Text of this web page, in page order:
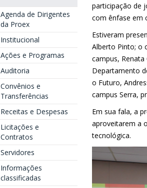
Agenda de Dirigentes
da Proex
Institucional
Ações e Programas
Auditoria
Convênios e
Transferências
Receitas e Despesas
Licitações e
Contratos
Servidores
Informações
classificadas
participação de
com ênfase em
Estiveram
Alberto Pinto; o
campus,
Departamento
o Futuro,
campus Serra,
Em sua fala, a
aproveitarem a
tecnológica.